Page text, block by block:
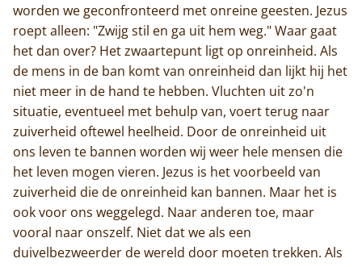
worden we geconfronteerd met onreine geesten. Jezus
roept alleen: "Zwijg stil en ga uit hem weg." Waar gaat
het dan over? Het zwaartepunt ligt op onreinheid. Als
de mens in de ban komt van onreinheid dan lijkt hij het
niet meer in de hand te hebben. Vluchten uit zo'n
situatie, eventueel met behulp van, voert terug naar
zuiverheid oftewel heelheid. Door de onreinheid uit
ons leven te bannen worden wij weer hele mensen die
het leven mogen vieren. Jezus is het voorbeeld van
zuiverheid die de onreinheid kan bannen. Maar het is
ook voor ons weggelegd. Naar anderen toe, maar
vooral naar onszelf. Niet dat we als een
duivelbezweerder de wereld door moeten trekken. Als